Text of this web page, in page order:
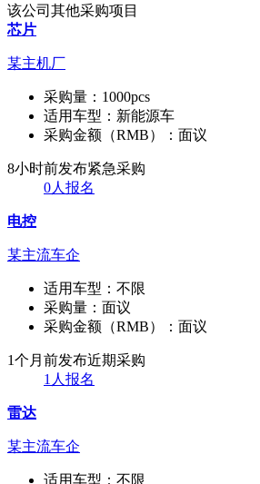
该公司其他采购项目
芯片
某主机厂
采购量： 1000pcs
适用车型： 新能源车
采购金额（RMB）： 面议
8小时前发布紧急采购
0人报名
电控
某主流车企
适用车型： 不限
采购量： 面议
采购金额（RMB）： 面议
1个月前发布近期采购
1人报名
雷达
某主流车企
适用车型： 不限